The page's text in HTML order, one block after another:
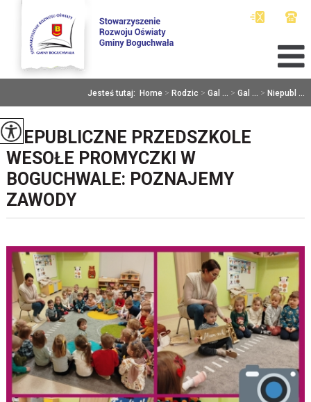
Jesteś tutaj: Home > Rodzic > Gal ... > Gal ... > Niepubl ...
NIEPUBLICZNE PRZEDSZKOLE
WESOŁE PROMYCZKI W
BOGUCHWALE: POZNAJEMY
ZAWODY